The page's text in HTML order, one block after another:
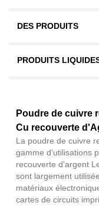
DES PRODUITS
PRODUITS
Poudre de cuivre
Cu recouverte
La poudre de cuivre
gamme d'utilisations
recouverte d'argent
sont largement
matériaux
cartes de circuits